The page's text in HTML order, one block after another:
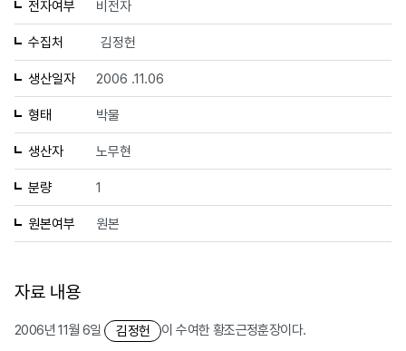
전자여부 비전자
수집처 김정헌
생산일자 2006 .11.06
형태 박물
생산자 노무현
분량 1
원본여부 원본
자료 내용
2006년 11월 6일 김정헌 이 수여한 황조근정훈장이다.